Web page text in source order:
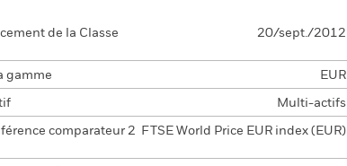
de la Classe
20/sept./2012
gamme EUR
Multi-actifs
comparateur 2 FTSE World Price EUR index (EUR)